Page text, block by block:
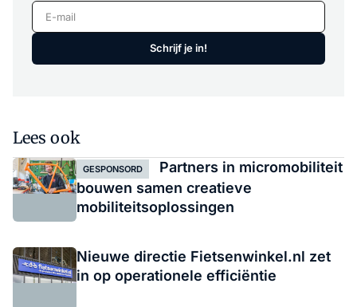
E-mail
Schrijf je in!
Lees ook
GESPONSORD
Partners in micromobiliteit
bouwen samen creatieve
mobiliteitsoplossingen
Nieuwe directie Fietsenwinkel.nl zet
in op operationele efficiëntie